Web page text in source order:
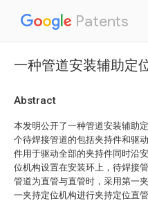
Patents
一种管道安装辅助定
Abstract
本发明公开了一种管道安装辅助
个待焊接管道的包括夹持件和驱
件用于驱动全部的夹持件同时沿
位机构设置在安装环上，待焊接
管道为直管与直管时，采用第一
一夹持定位机构进行夹持定位直